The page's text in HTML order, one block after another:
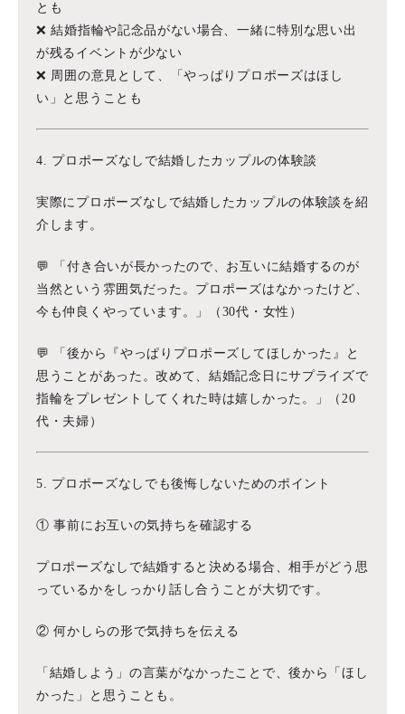
とも
❌ 結婚指輪や記念品がない場合、一緒に特別な思い出
が残るイベントが少ない
❌ 周囲の意見として、「やっぱりプロポーズはほし
い」と思うことも
4. プロポーズなしで結婚したカップルの体験談
実際にプロポーズなしで結婚したカップルの体験談を紹
介します。
💬 「付き合いが長かったので、お互いに結婚するのが
当然という雰囲気だった。プロポーズはなかったけど、
今も仲良くやっています。」（30代・女性）
💬 「後から『やっぱりプロポーズしてほしかった』と
思うことがあった。改めて、結婚記念日にサプライズで
指輪をプレゼントしてくれた時は嬉しかった。」（20
代・夫婦）
5. プロポーズなしでも後悔しないためのポイント
① 事前にお互いの気持ちを確認する
プロポーズなしで結婚すると決める場合、相手がどう思
っているかをしっかり話し合うことが大切です。
② 何かしらの形で気持ちを伝える
「結婚しよう」の言葉がなかったことで、後から「ほし
かった」と思うことも。